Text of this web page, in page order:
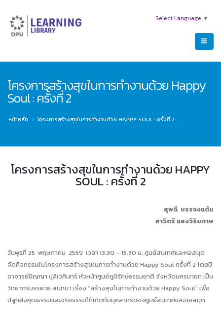
Select Language ▼
โครงการสร้างสุขในการทำงานด้วย Happy
Soul : ครั้งที่ 2
หน้าหลัก โครงการสร้างสุขในการทำงานด้วย HAPPY SOUL : ครั้งที่ 2
โครงการสร้างสุขในการทำงานด้วย HAPPY
SOUL : ครั้งที่ 2
สุพดี บรรจงแต้ม
สาวิตรี แสงวิริยภาพ
วันพุธที่ 25 พฤษภาคม 2559 เวลา 13.30 – 15.30 น. ศูนย์สนเทศและหอสมุด
จัดกิจกรรมในโครงการสร้างสุขในการทำงานด้วย Happy Soul ครั้งที่ 2 โดยมี
อาจารย์ปัญญา ปุลิเวคินทร์ หัวหน้าศูนย์ภูมิรักษ์ธรรมชาติ จังหวัดนครนายก เป็น
วิทยากรบรรยาย สนทนา เรื่อง “สร้างสุขในการทำงานด้วย Happy Soul” เพื่อ
ปลูกฝังคุณธรรมและจริยธรรมให้เกิดกับบุคลากรของศูนย์สนเทศและหอสมุด